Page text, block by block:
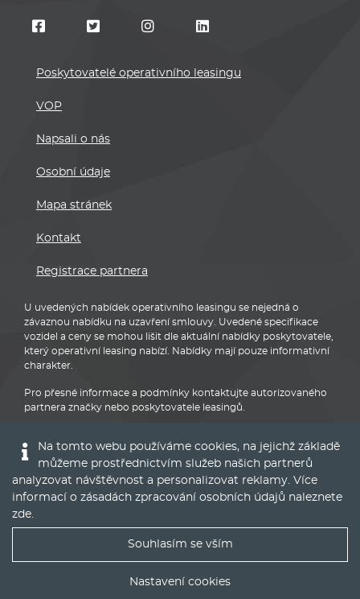
Poskytovatelé operativního leasingu
VOP
Napsali o nás
Osobní údaje
Mapa stránek
Kontakt
Registrace partnera
U uvedených nabídek operativního leasingu se nejedná o
závaznou nabídku na uzavření smlouvy. Uvedené specifikace
vozidel a ceny se mohou lišit dle aktuální nabídky poskytovatele,
který operativní leasing nabízí. Nabídky mají pouze informativní
charakter.
Pro přesné informace a podmínky kontaktujte autorizovaného
partnera značky nebo poskytovatele leasingů.
Na tomto webu používáme cookies, na jejichž základě
můžeme prostřednictvím služeb našich partnerů
analyzovat návštěvnost a personalizovat reklamy. Více
informací o zásadách zpracování osobních údajů naleznete
zde.
Souhlasím se vším
Nastavení cookies
Nejlepší nabídky operáku do Vašeho emailu